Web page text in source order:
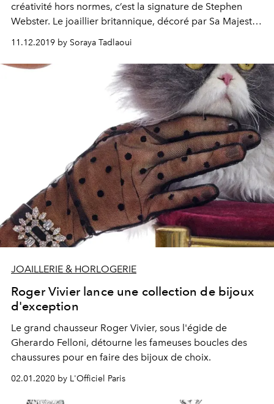
créativité hors normes, c’est la signature de Stephen
Webster. Le joaillier britannique, décoré par Sa Majesté
la Reine Elizabeth de l’Ordre de l’Empire Britannique en
2013, présente jusqu’au 13 décembre prochain chez
Neyleen, des pièces aussi exclusives qu’extraordinaires.
11.12.2019 by Soraya Tadlaoui
JOAILLERIE & HORLOGERIE
Roger Vivier lance une collection de bijoux
d'exception
Le grand chausseur Roger Vivier, sous l'égide de
Gherardo Felloni, détourne les fameuses boucles des
chaussures pour en faire des bijoux de choix.
02.01.2020 by L'Officiel Paris